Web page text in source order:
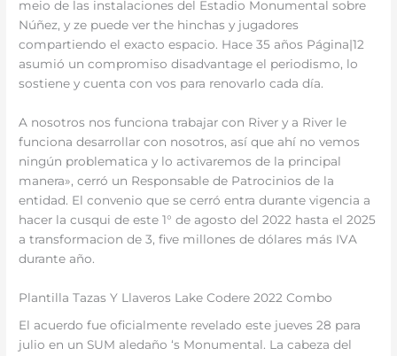
meio de las instalaciones del Estadio Monumental sobre
Núñez, y ze puede ver the hinchas y jugadores
compartiendo el exacto espacio. Hace 35 años Página|12
asumió un compromiso disadvantage el periodismo, lo
sostiene y cuenta con vos para renovarlo cada día.
A nosotros nos funciona trabajar con River y a River le
funciona desarrollar con nosotros, así que ahí no vemos
ningún problematica y lo activaremos de la principal
manera», cerró un Responsable de Patrocinios de la
entidad. El convenio que se cerró entra durante vigencia a
hacer la cusqui de este 1° de agosto del 2022 hasta el 2025
a transformacion de 3, five millones de dólares más IVA
durante año.
Plantilla Tazas Y Llaveros Lake Codere 2022 Combo
El acuerdo fue oficialmente revelado este jueves 28 para
julio en un SUM aledaño ‘s Monumental. La cabeza del